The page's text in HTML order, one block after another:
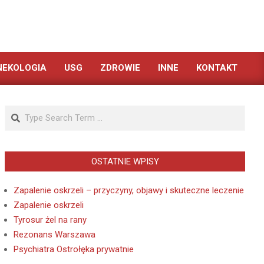
USG ZDROWIE INNE KONTAKT
Search
OSTATNIE WPISY
Zapalenie oskrzeli – przyczyny, objawy i skuteczne leczenie
Zapalenie oskrzeli
Tyrosur żel na rany
Rezonans Warszawa
Psychiatra Ostrołęka prywatnie